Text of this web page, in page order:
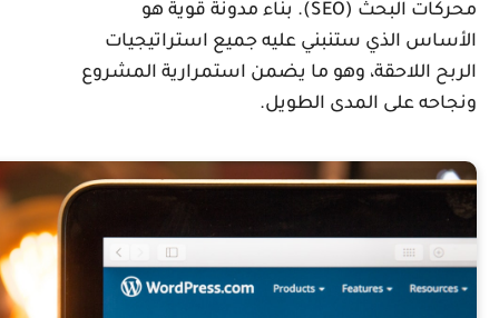
محركات البحث (SEO). بناء مدونة قوية هو
الذي ستنبني عليه جميع استراتيجيات
اللاحقة، وهو ما يضمن استمرارية المشروع
على المدى الطويل.